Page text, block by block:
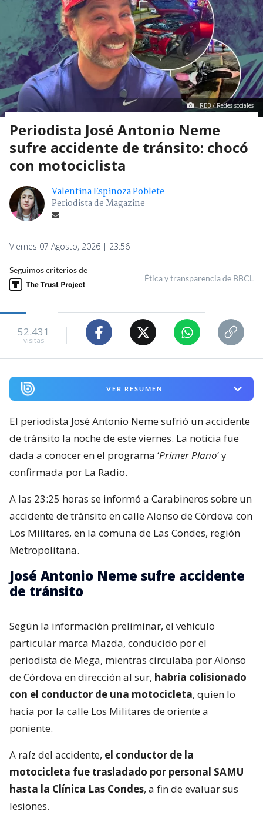
RBB / Redes sociales
Periodista José Antonio Neme
sufre accidente de tránsito: chocó
con motociclista
Valentina Espinoza Poblete
Periodista de Magazine
Viernes 07 Agosto, 2026 | 23:56
Seguimos criterios de
Ética y transparencia de BBCL
52.431
visitas
VER RESUMEN
El periodista José Antonio Neme sufrió un accidente
de tránsito la noche de este viernes. La noticia fue
dada a conocer en el programa ‘Primer Plano‘ y
confirmada por La Radio.
A las 23:25 horas se informó a Carabineros sobre un
accidente de tránsito en calle Alonso de Córdova con
Los Militares, en la comuna de Las Condes, región
Metropolitana.
José Antonio Neme sufre accidente
de tránsito
Según la información preliminar, el vehículo
particular marca Mazda, conducido por el
periodista de Mega, mientras circulaba por Alonso
de Córdova en dirección al sur, habría colisionado
con el conductor de una motocicleta, quien lo
hacía por la calle Los Militares de oriente a
poniente.
A raíz del accidente, el conductor de la
motocicleta fue trasladado por personal SAMU
hasta la Clínica Las Condes, a fin de evaluar sus
lesiones.